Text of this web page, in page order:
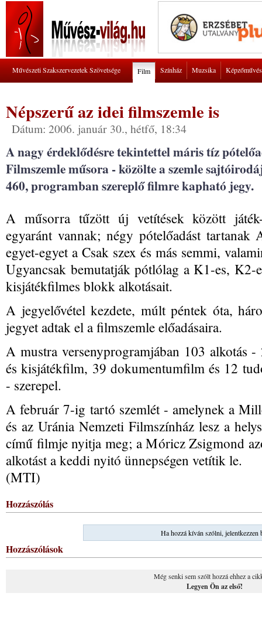
Művészeti Szakszervezetek Szövetsége Film Színház Muzsika
Népszerű az idei filmszemle is
Dátum: 2006. január 30., hétfő, 18:34
A nagy érdeklődésre tekintettel máris tíz
Filmszemle műsora - közölte a szemle
460, programban szereplő filmre kapható jegy.
A műsorra tűzött új vetítések között
egyaránt vannak; négy pótelőadást
egyet-egyet a Csak szex és más semmi,
Ugyancsak bemutatják pótlólag a K1-es, K2-
kisjátékfilmes blokk alkotásait.
A jegyelővétel kezdete, múlt péntek óta,
jegyet adtak el a filmszemle előadásaira.
A mustra versenyprogramjában 103 alkotás
és kisjátékfilm, 39 dokumentumfilm és 12
- szerepel.
A február 7-ig tartó szemlét - amelynek a
és az Uránia Nemzeti Filmszínház lesz a
című filmje nyitja meg; a Móricz Zsigmond
alkotást a keddi nyitó ünnepségen vetítik le.
(MTI)
Hozzászólás
Ha hozzá kíván szólni, jelentkezzen
Hozzászólások
Még senki sem szólt hozzá ehhez a
Legyen Ön az első!